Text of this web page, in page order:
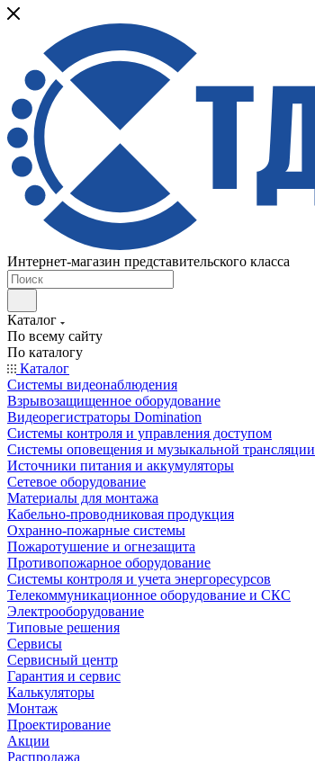
Интернет-магазин представительского класса
Каталог
По всему сайту
По каталогу
Каталог
Системы видеонаблюдения
Взрывозащищенное оборудование
Видеорегистраторы Domination
Системы контроля и управления доступом
Системы оповещения и музыкальной трансляции
Источники питания и аккумуляторы
Сетевое оборудование
Материалы для монтажа
Кабельно-проводниковая продукция
Охранно-пожарные системы
Пожаротушение и огнезащита
Противопожарное оборудование
Системы контроля и учета энергоресурсов
Телекоммуникационное оборудование и СКС
Электрооборудование
Типовые решения
Сервисы
Сервисный центр
Гарантия и сервис
Калькуляторы
Монтаж
Проектирование
Акции
Распродажа